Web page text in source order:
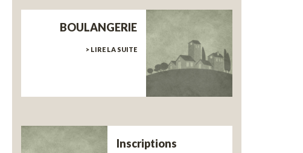
BOULANGERIE
> LIRE LA SUITE
Inscriptions